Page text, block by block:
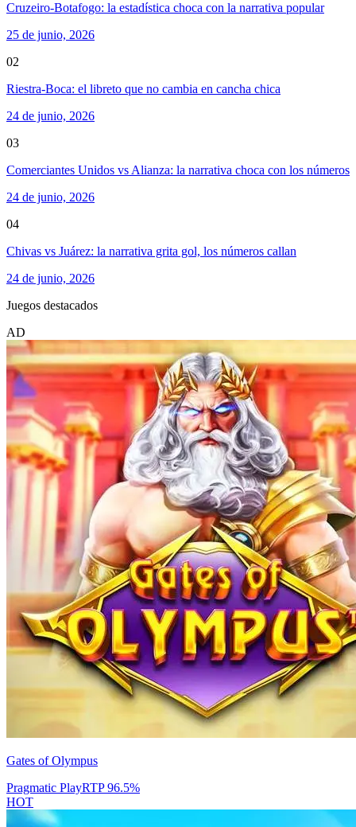
Cruzeiro-Botafogo: la estadística choca con la narrativa popular
25 de junio, 2026
02
Riestra-Boca: el libreto que no cambia en cancha chica
24 de junio, 2026
03
Comerciantes Unidos vs Alianza: la narrativa choca con los números
24 de junio, 2026
04
Chivas vs Juárez: la narrativa grita gol, los números callan
24 de junio, 2026
Juegos destacados
AD
Gates of Olympus
Pragmatic PlayRTP96.5%
HOT